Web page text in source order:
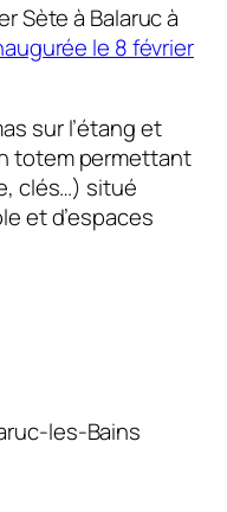
Sète à Balaruc à
le 8 février
sur l’étang et
totem permettant
clés…) situé
et d’espaces
les-Bains